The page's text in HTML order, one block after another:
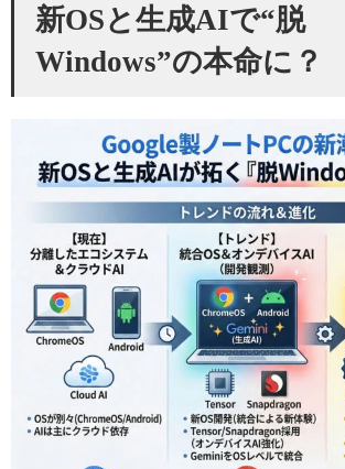
新OSと生成AIで“脱
Windows”の本命に？